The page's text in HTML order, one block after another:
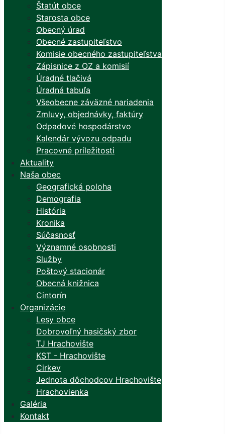
Štatút obce
Starosta obce
Obecný úrad
Obecné zastupiteľstvo
Komisie obecného zastupiteľstva
Zápisnice z OZ a komisií
Úradné tlačivá
Úradná tabuľa
Všeobecne záväzné nariadenia
Zmluvy, objednávky, faktúry
Odpadové hospodárstvo
Kalendár vývozu odpadu
Pracovné príležitosti
Aktuality
Naša obec
Geografická poloha
Demografia
História
Kronika
Súčasnosť
Významné osobnosti
Služby
Poštový stacionár
Obecná knižnica
Cintorín
Organizácie
Lesy obce
Dobrovoľný hasičský zbor
TJ Hrachovište
KST - Hrachovište
Cirkev
Jednota dôchodcov Hrachovište
Hrachovienka
Galéria
Kontakt